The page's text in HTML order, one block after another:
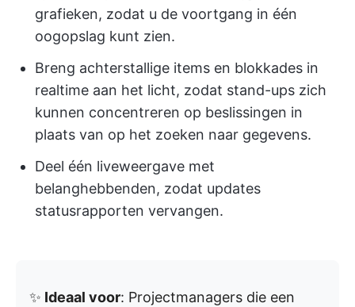
grafieken, zodat u de voortgang in één
oogopslag kunt zien.
Breng achterstallige items en blokkades in
realtime aan het licht, zodat stand-ups zich
kunnen concentreren op beslissingen in
plaats van op het zoeken naar gegevens.
Deel één liveweergave met
belanghebbenden, zodat updates
statusrapporten vervangen.
✨ Ideaal voor: Projectmanagers die een